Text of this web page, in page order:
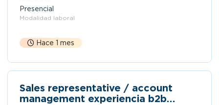
Presencial
Modalidad laboral
Hace 1 mes
Sales representative / account
management experiencia b2b